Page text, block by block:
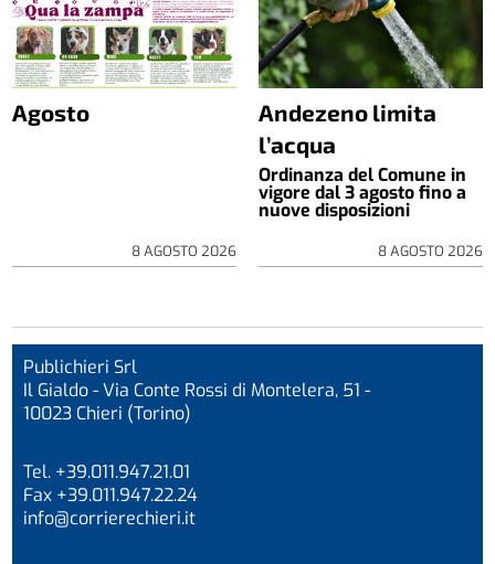
Agosto
8 AGOSTO 2026
Andezeno limita
l’acqua
Ordinanza del Comune in
vigore dal 3 agosto fino a
nuove disposizioni
8 AGOSTO 2026
Publichieri Srl
Il Gialdo - Via Conte Rossi di Montelera, 51 -
10023 Chieri (Torino)
Tel. +39.011.947.21.01
Fax +39.011.947.22.24
info@corrierechieri.it